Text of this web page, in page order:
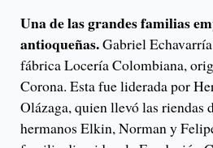
Una de las grandes familias
antioqueñas.Gabriel
fábrica Locería Colombiana,
Corona. Esta fue liderada por
Olázaga, quien llevó las riendas
hermanos Elkin, Norman y